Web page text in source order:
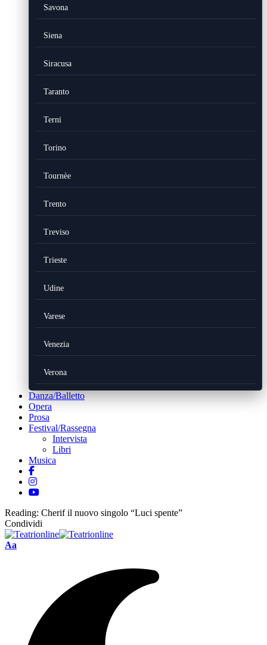
Savona
Siena
Siracusa
Taranto
Terni
Torino
Tournèe
Trento
Treviso
Trieste
Udine
Varese
Venezia
Verona
Danza/Balletto
Opera
Prosa
Festival/Rassegna
Intervista
Libri
Musica
Reading: Cherif il nuovo singolo “Luci spente”
Condividi
Font
Aa